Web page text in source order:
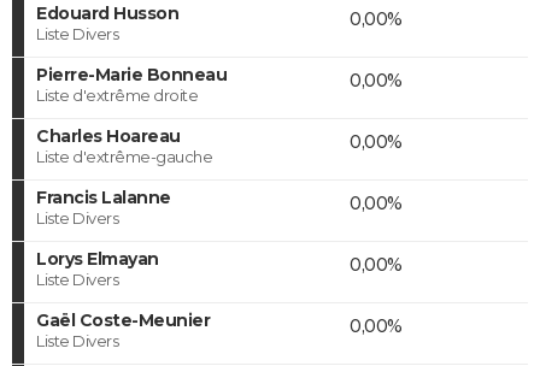
Edouard Husson
Liste Divers
0,00%
Pierre-Marie Bonneau
Liste d'extrême droite
0,00%
Charles Hoareau
Liste d'extrême-gauche
0,00%
Francis Lalanne
Liste Divers
0,00%
Lorys Elmayan
Liste Divers
0,00%
Gaël Coste-Meunier
Liste Divers
0,00%